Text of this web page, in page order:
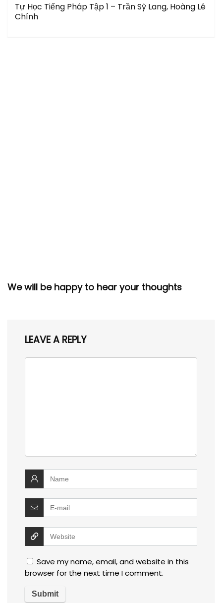
Tự Học Tiếng Pháp Tập 1 – Trần Sỹ Lang, Hoàng Lê
Chính
We will be happy to hear your thoughts
LEAVE A REPLY
Save my name, email, and website in this
browser for the next time I comment.